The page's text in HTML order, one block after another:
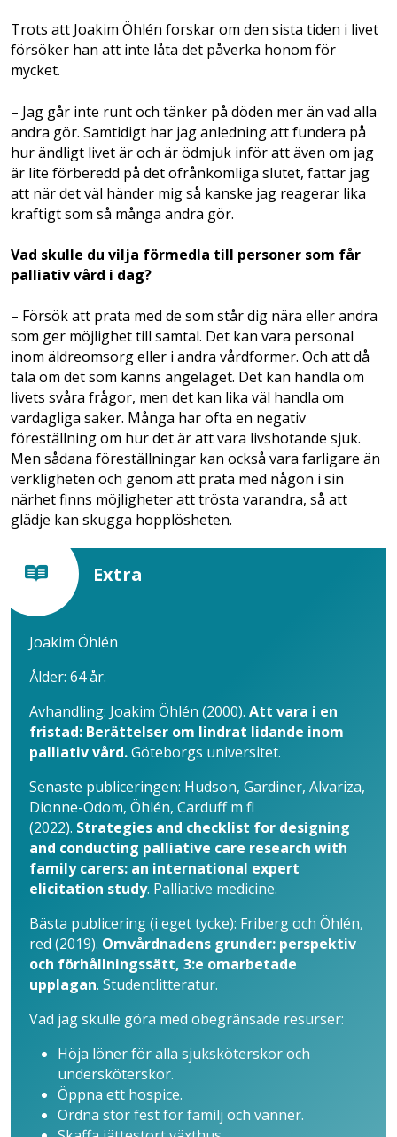
Trots att Joakim Öhlén forskar om den sista tiden i livet
försöker han att inte låta det påverka honom för
mycket.
– Jag går inte runt och tänker på döden mer än vad alla
andra gör. Samtidigt har jag anledning att fundera på
hur ändligt livet är och är ödmjuk inför att även om jag
är lite förberedd på det ofrånkomliga slutet, fattar jag
att när det väl händer mig så kanske jag reagerar lika
kraftigt som så många andra gör.
Vad skulle du vilja förmedla till personer som får
palliativ vård i dag?
– Försök att prata med de som står dig nära eller andra
som ger möjlighet till samtal. Det kan vara personal
inom äldreomsorg eller i andra vårdformer. Och att då
tala om det som känns angeläget. Det kan handla om
livets svåra frågor, men det kan lika väl handla om
vardagliga saker. Många har ofta en negativ
föreställning om hur det är att vara livshotande sjuk.
Men sådana föreställningar kan också vara farligare än
verkligheten och genom att prata med någon i sin
närhet finns möjligheter att trösta varandra, så att
glädje kan skugga hopplösheten.
Extra
Joakim Öhlén
Ålder: 64 år.
Avhandling: Joakim Öhlén (2000). Att vara i en
fristad: Berättelser om lindrat lidande inom
palliativ vård.Göteborgs universitet.
Senaste publiceringen: Hudson, Gardiner, Alvariza,
Dionne-Odom, Öhlén, Carduff m fl
(2022). Strategies and checklist for designing
and conducting palliative care research with
family carers: an international expert
elicitation study. Palliative medicine.
Bästa publicering (i eget tycke): Friberg och Öhlén,
red (2019). Omvårdnadens grunder: perspektiv
och förhållningssätt, 3:e omarbetade
upplagan. Studentlitteratur.
Vad jag skulle göra med obegränsade resurser:
Höja löner för alla sjuksköterskor och
undersköterskor.
Öppna ett hospice.
Ordna stor fest för familj och vänner.